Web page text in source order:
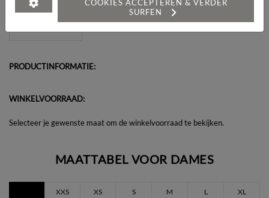
PRODUCTINFORMATIE:
WINKELVOORRAAD:
Selecteer je gewenste maat om de winkelvoorraad te bekijken.
MAATTABEL VOOR DAMES
XXS XS S M L XL
COOKIES ACCEPTEREN & VERDER
SURFEN